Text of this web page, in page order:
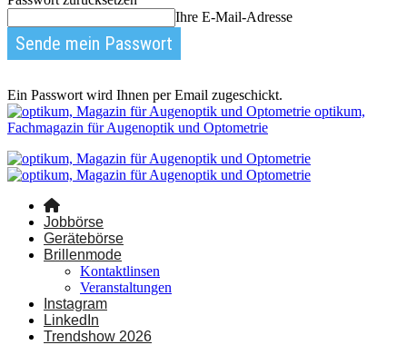
Ihre E-Mail-Adresse
Ein Passwort wird Ihnen per Email zugeschickt.
optikum,
Fachmagazin für Augenoptik und Optometrie
Jobbörse
Gerätebörse
Brillenmode
Kontaktlinsen
Veranstaltungen
Instagram
LinkedIn
Trendshow 2026